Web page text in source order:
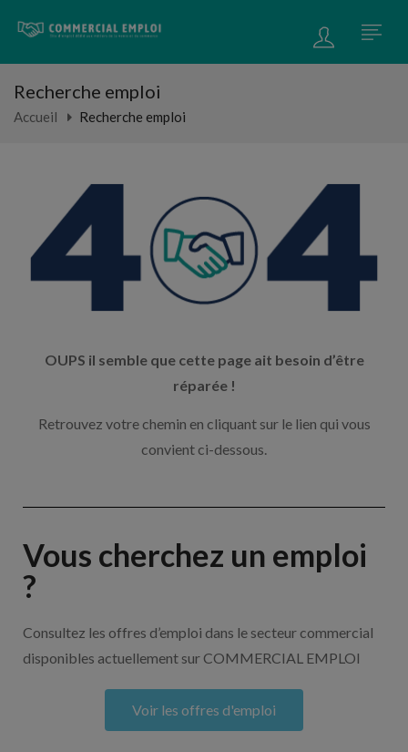
Recherche emploi
Accueil Recherche emploi
OUPS il semble que cette page ait besoin d’être
réparée !
Retrouvez votre chemin en cliquant sur le lien qui vous
convient ci-dessous.
Vous cherchez un emploi
?
Consultez les offres d’emploi dans le secteur commercial
disponibles actuellement sur COMMERCIAL EMPLOI
Voir les offres d'emploi